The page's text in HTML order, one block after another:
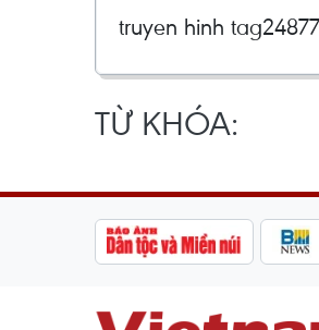
TỪ KHÓA: